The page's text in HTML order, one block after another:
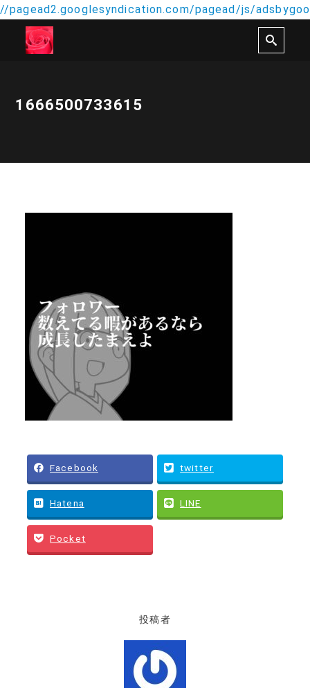
//pagead2.googlesyndication.com/pagead/js/
1666500733615
Facebook twitter
Hatena LINE
Pocket
投稿者